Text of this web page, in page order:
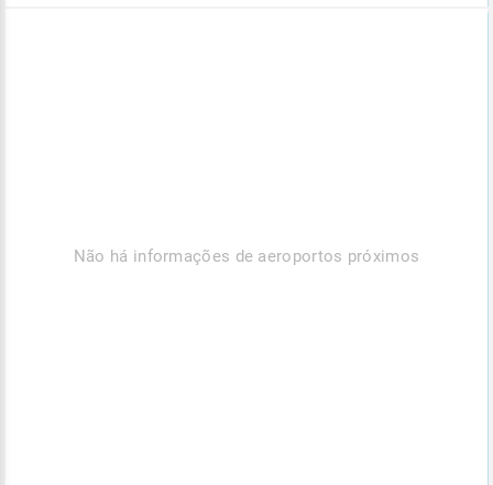
Não há informações de aeroportos próximos